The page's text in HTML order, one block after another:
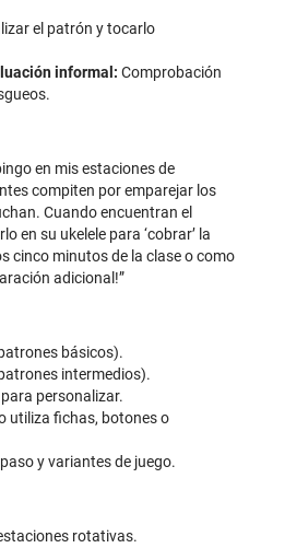
el patrón y tocarlo
informal: Comprobación
en mis estaciones de
compiten por emparejar los
Cuando encuentran el
en su ukelele para ‘cobrar’ la
cinco minutos de la clase o como
adicional!”
básicos).
intermedios).
personalizar.
utiliza fichas, botones o
y variantes de juego.
rotativas.